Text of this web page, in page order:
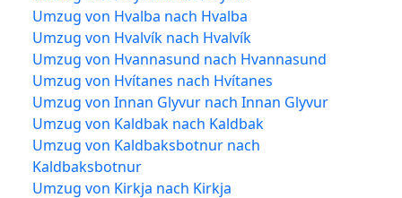
Umzug von Hvalba nach Hvalba
Umzug von Hvalvík nach Hvalvík
Umzug von Hvannasund nach Hvannasund
Umzug von Hvítanes nach Hvítanes
Umzug von Innan Glyvur nach Innan Glyvur
Umzug von Kaldbak nach Kaldbak
Umzug von Kaldbaksbotnur nach
Kaldbaksbotnur
Umzug von Kirkja nach Kirkja